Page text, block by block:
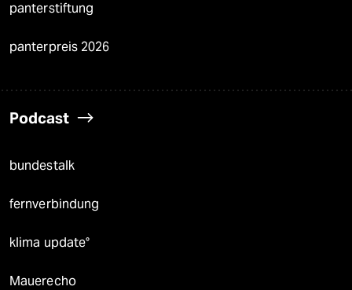
panterstiftung
panterpreis 2026
Podcast
bundestalk
fernverbindung
klima update°
Mauerecho